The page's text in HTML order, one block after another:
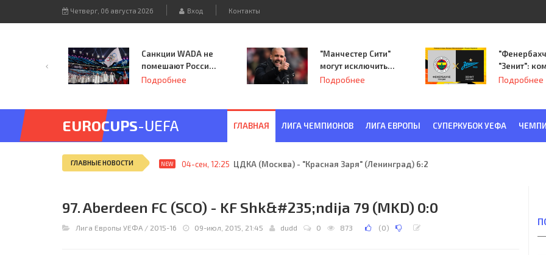
Четверг, 06 августа 2026 Вход Контакты
Санкции WADA не
помешают России
принять
Подробнее
"Манчестер Сити"
могут исключить
из Лиги
Подробнее
"Зенит":
Семака
Подробнее
EUROCUPS-UEFA ГЛАВНАЯ ЛИГА ЧЕМПИОНОВ ЛИГА ЕВРОПЫ СУПЕРКУБОК УЕФА
ГЛАВНЫЕ НОВОСТИ NEW 04-сен, 12:25 ЦДКА (Москва) - "Красная Заря" (Ленинград) 6:2
97. Aberdeen FC (SCO) - KF Shk&#235;ndija 79 (MKD) 0:0
Лига Европы УЕФА / 2015-16 09-июл, 2015, 21:45 dudd 0 873 (0)